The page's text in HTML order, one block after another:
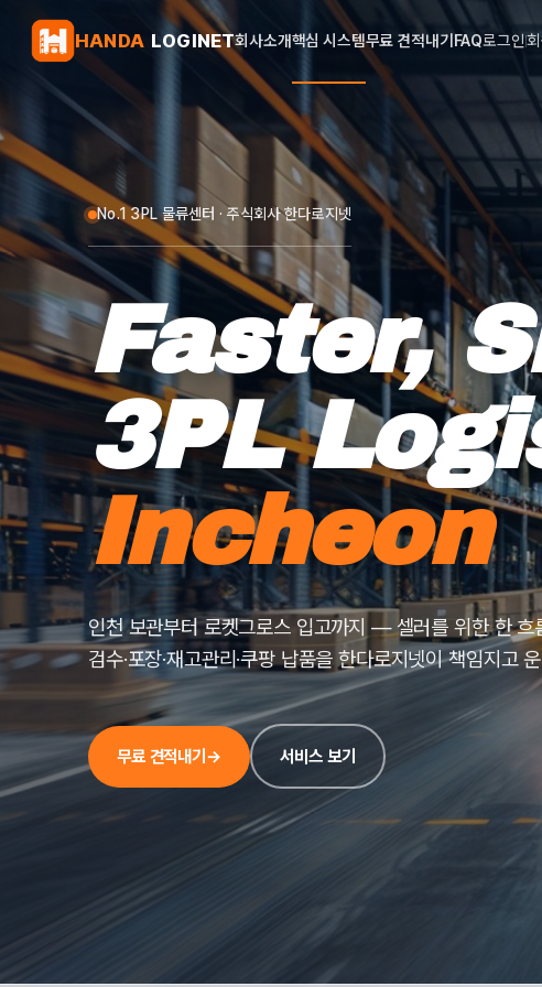
HANDA LOGINET회사소개핵심 시스템무료 견적내기FAQ로그인
No.1 3PL 물류센터 · 주식회사 한다로지넷
Faster,
3PL
Incheon
인천 보관부터 로켓그로스 입고까지 — 셀러를 위한 한 흐
검수·포장·재고관리·쿠팡 납품을 한다로지넷이 책임지고
무료 견적내기→ 서비스 보기